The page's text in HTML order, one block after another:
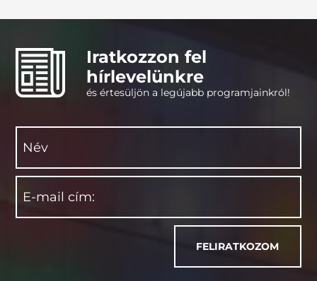
Iratkozzon fel
hírlevelünkre
és értesüljön a legújabb programjainkról!